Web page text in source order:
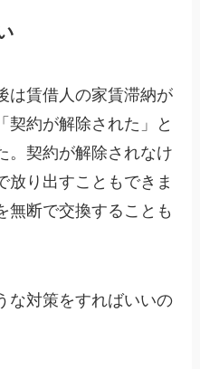
は賃借人の家賃滞納が
契約が解除された」と
。契約が解除されなけ
放り出すこともできま
無断で交換することも
な対策をすればいいの